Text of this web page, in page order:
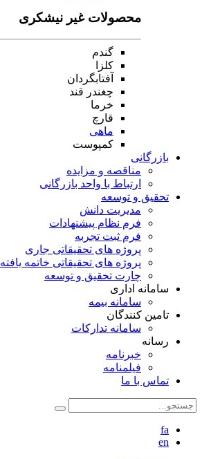
محصولات غیر نیشکری
گندم
کلزا
آفتابگردان
چغندر قند
خرما
قارچ
ماهی
کمپوست
بازرگانی
مناقصه و مزایده
ارتباط با واحد بازرگانی
تحقیق و توسعه
مدیریت دانش
فرم نظام پیشنهادات
فرم ثبت تجربه
پروژه های تحقیقاتی جاری
پروژه های تحقیقاتی خاتمه یافته
چارت تحقیق و توسعه
سامانه اداری
سامانه بیمه
تامین کنندگان
سامانه تدارکات
رسانه
خبرنامه
فیلمنامه
تماس با ما
fa
en